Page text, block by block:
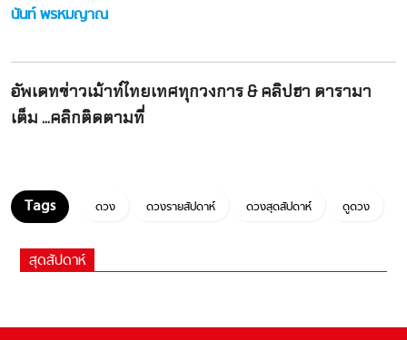
นันท์ พรหมญาณ
อัพเดทข่าวเม้าท์ไทยเทศทุกวงการ & คลิปฮา ดารามา
เต็ม ...คลิกติดตามที่
ดวง ดวงรายสัปดาห์ ดวงสุดสัปดาห์ ดูดวง
สุดสัปดาห์